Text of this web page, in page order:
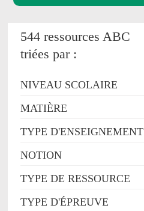
544 ressources ABC
triées par :
NIVEAU SCOLAIRE
MATIÈRE
TYPE D'ENSEIGNEMENT
NOTION
TYPE DE RESSOURCE
TYPE D'ÉPREUVE